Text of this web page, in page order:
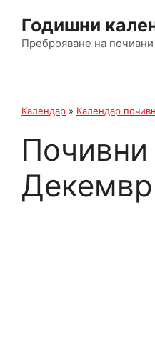
съдържанието
Годишни
Преброяване на
Календар » Календар
Почивни